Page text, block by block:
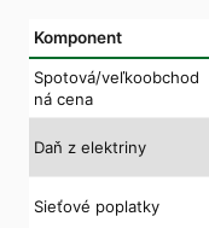
Komponent
Spotová/veľkoobchod
ná cena
Daň z elektriny
Sieťové poplatky